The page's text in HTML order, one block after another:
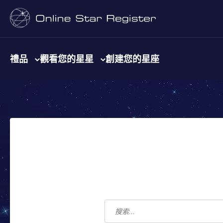
禮品 觀看您的星星 創建您的星座